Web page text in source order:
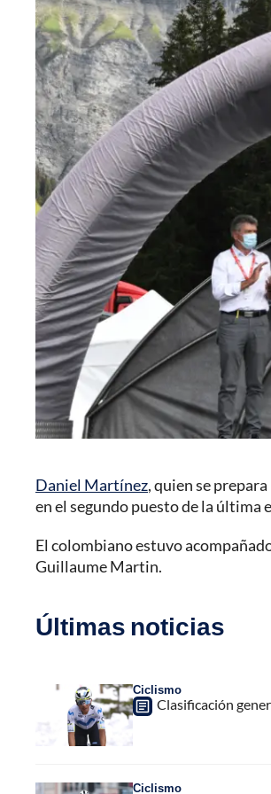
Daniel Martínez, quien se prepara
en el segundo puesto de la última
El colombiano estuvo
Guillaume Martin.
Últimas noticias
Ciclismo
Clasificación
Ciclismo